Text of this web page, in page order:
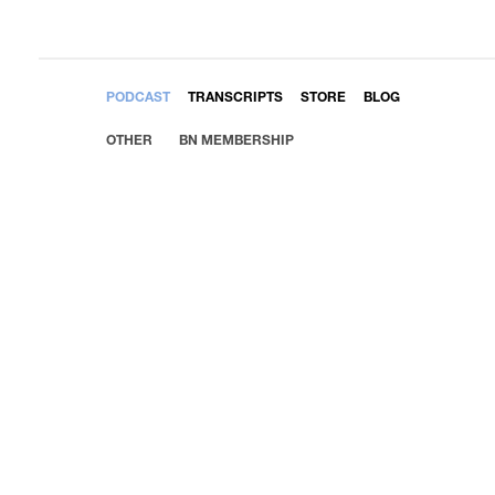
PODCAST TRANSCRIPTS STORE BLOG
OTHER BN MEMBERSHIP